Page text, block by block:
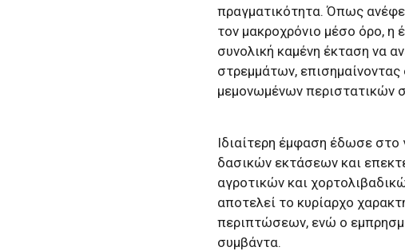
πραγματικότητα. Όπως
τον μακροχρόνιο μέσο όρο, η
συνολική καμένη έκταση να
στρεμμάτων,
μεμονωμένων περιστατικών
Ιδιαίτερη έμφαση έδωσε
δασικών εκτάσεων και
αγροτικών και
αποτελεί το κυρίαρχο
περιπτώσεων, ενώ ο
συμβάντα.